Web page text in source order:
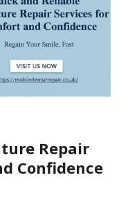
Repair
Confidence